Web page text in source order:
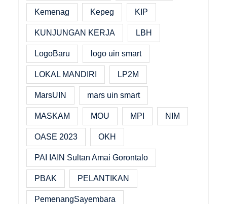
Kemenag Kepeg KIP
KUNJUNGAN KERJA LBH
LogoBaru logo uin smart
LOKAL MANDIRI LP2M
MarsUIN mars uin smart
MASKAM MOU MPI NIM
OASE 2023 OKH
PAI IAIN Sultan Amai Gorontalo
PBAK PELANTIKAN
PemenangSayembara